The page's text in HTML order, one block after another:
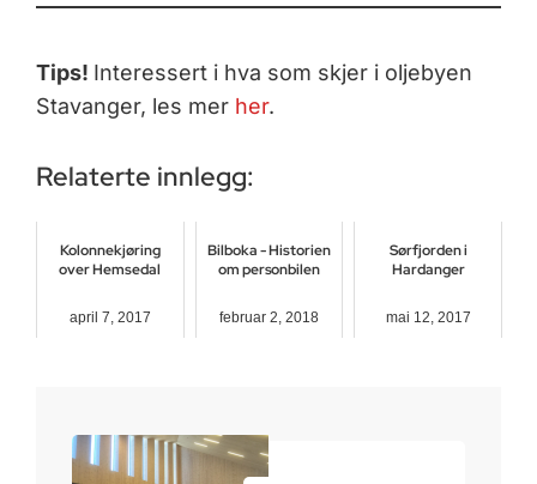
Tips! Interessert i hva som skjer i oljebyen
Stavanger, les mer her.
Relaterte innlegg:
Kolonnekjøring
over Hemsedal
april 7, 2017
Bilboka - Historien
om personbilen
februar 2, 2018
Sørfjorden i
Hardanger
mai 12, 2017